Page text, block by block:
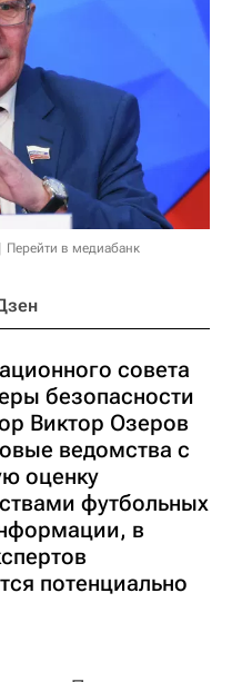
Перейти в медиабанк
совета
безопасности
Виктор Озеров
ведомства с
оценку
футбольных
в
потенциально